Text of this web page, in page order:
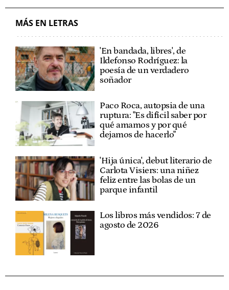
MÁS EN LETRAS
'En bandada, libres', de
Ildefonso Rodríguez: la
poesía de un verdadero
soñador
Paco Roca, autopsia de una
ruptura: "Es difícil saber por
qué amamos y por qué
dejamos de hacerlo"
'Hija única', debut literario de
Carlota Visiers: una niñez
feliz entre las bolas de un
parque infantil
Los libros más vendidos: 7 de
agosto de 2026